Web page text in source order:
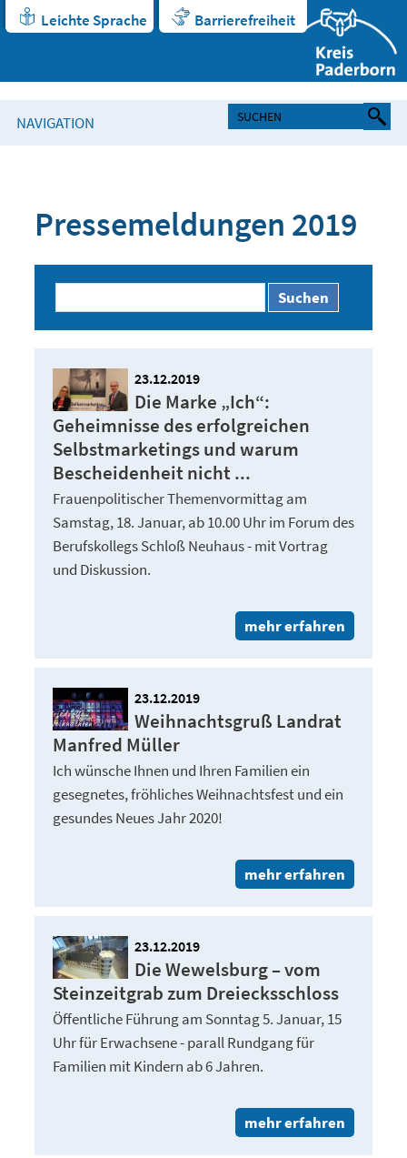
Leichte Sprache Barrierefreiheit
NAVIGATION
Pressemeldungen 2019
Suchen
23.12.2019
Die Marke „Ich“:
Geheimnisse des erfolgreichen
Selbstmarketings und warum
Bescheidenheit nicht ...
Frauenpolitischer Themenvormittag am
Samstag, 18. Januar, ab 10.00 Uhr im Forum des
Berufskollegs Schloß Neuhaus - mit Vortrag
und Diskussion.
mehr erfahren
23.12.2019
Weihnachtsgruß Landrat
Manfred Müller
Ich wünsche Ihnen und Ihren Familien ein
gesegnetes, fröhliches Weihnachtsfest und ein
gesundes Neues Jahr 2020!
mehr erfahren
23.12.2019
Die Wewelsburg – vom
Steinzeitgrab zum Dreiecksschloss
Öffentliche Führung am Sonntag 5. Januar, 15
Uhr für Erwachsene - parall Rundgang für
Familien mit Kindern ab 6 Jahren.
mehr erfahren